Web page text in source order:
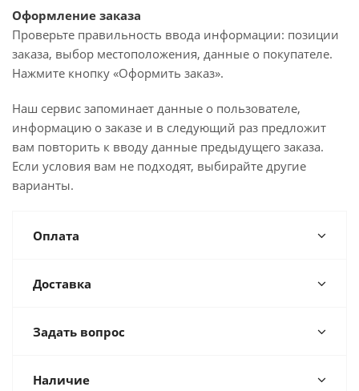
Оформление заказа
Проверьте правильность ввода информации: позиции
заказа, выбор местоположения, данные о покупателе.
Нажмите кнопку «Оформить заказ».
Наш сервис запоминает данные о пользователе,
информацию о заказе и в следующий раз предложит
вам повторить к вводу данные предыдущего заказа.
Если условия вам не подходят, выбирайте другие
варианты.
Оплата
Доставка
Задать вопрос
Наличие